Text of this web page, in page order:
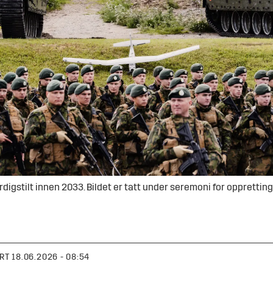
innen 2033. Bildet er tatt under seremoni for
18.06.2026 - 08:54